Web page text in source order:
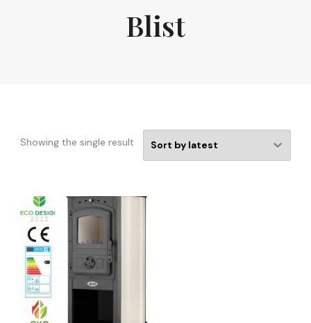
Blist
Showing the single result